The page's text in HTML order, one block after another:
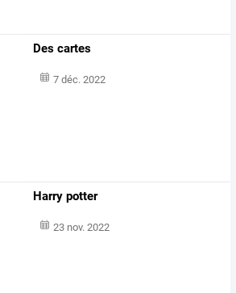
Des cartes
7 déc. 2022
Harry potter
23 nov. 2022